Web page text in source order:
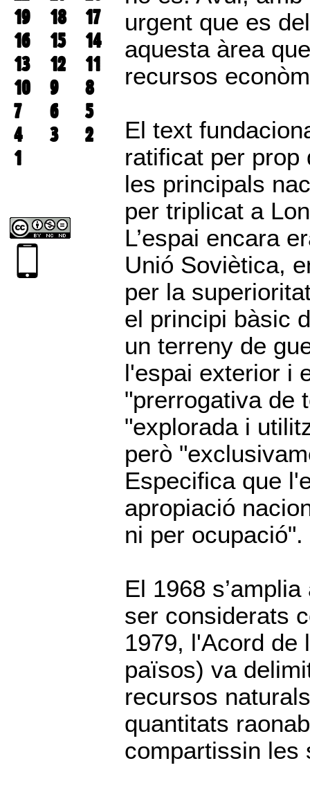
19
18
17
16
15
14
13
12
11
10
9
8
7
6
5
4
3
2
1
urgent que es
aquesta àrea
recursos
El text
ratificat per prop
les principals
per triplicat a
L’espai encara
Unió Soviètica,
per la
el principi bàsic
un terreny de
l'espai exterior i
"prerrogativa de
"explorada i
però
Especifica que
apropiació
ni per ocupació".
El 1968
ser considerats
1979, l'Acord de
països) va
recursos
quantitats
compartissin les